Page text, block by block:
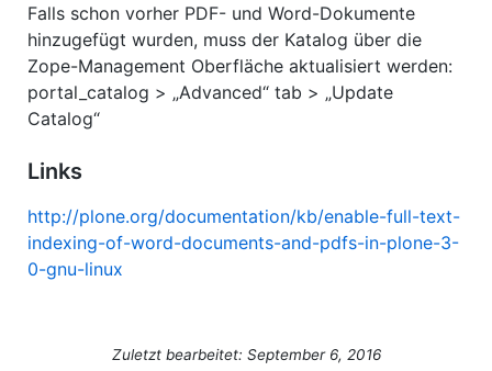
Falls schon vorher PDF- und Word-Dokumente
hinzugefügt wurden, muss der Katalog über die
Zope-Management Oberfläche aktualisiert werden:
portal_catalog > „Advanced“ tab > „Update
Catalog“
Links
http://plone.org/documentation/kb/enable-full-text-
indexing-of-word-documents-and-pdfs-in-plone-3-
0-gnu-linux
Zuletzt bearbeitet: September 6, 2016